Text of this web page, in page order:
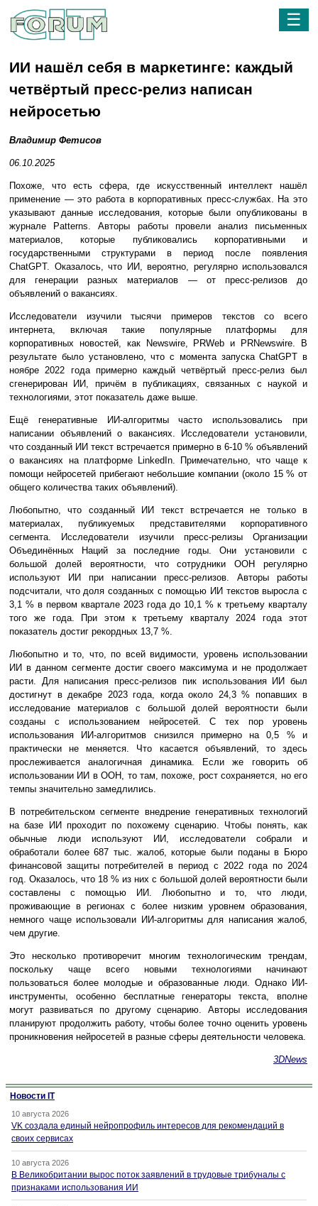
☰
ИИ нашёл себя в маркетинге: каждый
четвёртый пресс-релиз написан
нейросетью
Владимир Фетисов
06.10.2025
Похоже, что есть сфера, где искусственный интеллект нашёл
применение — это работа в корпоративных пресс-службах. На это
указывают данные исследования, которые были опубликованы в
журнале Patterns. Авторы работы провели анализ письменных
материалов, которые публиковались корпоративными и
государственными структурами в период после появления
ChatGPT. Оказалось, что ИИ, вероятно, регулярно использовался
для генерации разных материалов — от пресс-релизов до
объявлений о вакансиях.
Исследователи изучили тысячи примеров текстов со всего
интернета, включая такие популярные платформы для
корпоративных новостей, как Newswire, PRWeb и PRNewswire. В
результате было установлено, что с момента запуска ChatGPT в
ноябре 2022 года примерно каждый четвёртый пресс-релиз был
сгенерирован ИИ, причём в публикациях, связанных с наукой и
технологиями, этот показатель даже выше.
Ещё генеративные ИИ-алгоритмы часто использовались при
написании объявлений о вакансиях. Исследователи установили,
что созданный ИИ текст встречается примерно в 6-10 % объявлений
о вакансиях на платформе LinkedIn. Примечательно, что чаще к
помощи нейросетей прибегают небольшие компании (около 15 % от
общего количества таких объявлений).
Любопытно, что созданный ИИ текст встречается не только в
материалах, публикуемых представителями корпоративного
сегмента. Исследователи изучили пресс-релизы Организации
Объединённых Наций за последние годы. Они установили с
большой долей вероятности, что сотрудники ООН регулярно
используют ИИ при написании пресс-релизов. Авторы работы
подсчитали, что доля созданных с помощью ИИ текстов выросла с
3,1 % в первом квартале 2023 года до 10,1 % к третьему кварталу
того же года. При этом к третьему кварталу 2024 года этот
показатель достиг рекордных 13,7 %.
Любопытно и то, что, по всей видимости, уровень использовании
ИИ в данном сегменте достиг своего максимума и не продолжает
расти. Для написания пресс-релизов пик использования ИИ был
достигнут в декабре 2023 года, когда около 24,3 % попавших в
исследование материалов с большой долей вероятности были
созданы с использованием нейросетей. С тех пор уровень
использования ИИ-алгоритмов снизился примерно на 0,5 % и
практически не меняется. Что касается объявлений, то здесь
прослеживается аналогичная динамика. Если же говорить об
использовании ИИ в ООН, то там, похоже, рост сохраняется, но его
темпы значительно замедлились.
В потребительском сегменте внедрение генеративных технологий
на базе ИИ проходит по похожему сценарию. Чтобы понять, как
обычные люди используют ИИ, исследователи собрали и
обработали более 687 тыс. жалоб, которые были поданы в Бюро
финансовой защиты потребителей в период с 2022 года по 2024
год. Оказалось, что 18 % из них с большой долей вероятности были
составлены с помощью ИИ. Любопытно и то, что люди,
проживающие в регионах с более низким уровнем образования,
немного чаще использовали ИИ-алгоритмы для написания жалоб,
чем другие.
Это несколько противоречит многим технологическим трендам,
поскольку чаще всего новыми технологиями начинают
пользоваться более молодые и образованные люди. Однако ИИ-
инструменты, особенно бесплатные генераторы текста, вполне
могут развиваться по другому сценарию. Авторы исследования
планируют продолжить работу, чтобы более точно оценить уровень
проникновения нейросетей в разные сферы деятельности человека.
3DNews
Новости IT
10 августа 2026
VK создала единый нейропрофиль интересов для рекомендаций в
своих сервисах
10 августа 2026
В Великобритании вырос поток заявлений в трудовые трибуналы с
признаками использования ИИ